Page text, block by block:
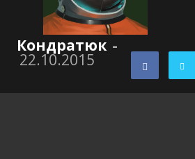
Кондратюк -
22.10.2015